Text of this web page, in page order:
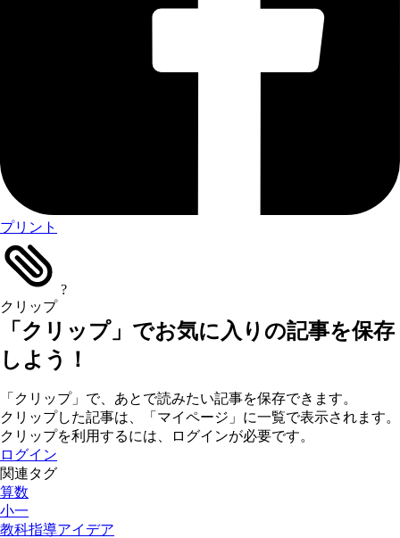
プリント
クリップ
?
「クリップ」でお気に入りの記事を保存
しよう！
「クリップ」で、あとで読みたい記事を保存できます。
クリップした記事は、「マイページ」に一覧で表示されます。
クリップを利用するには、ログインが必要です。
ログイン
関連タグ
算数
小一
教科指導アイデア